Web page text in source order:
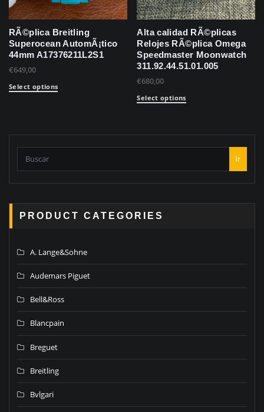
RÃ©plica Breitling
Superocean AutomÃ¡tico
44mm A17376211L2S1
€649,00
Select options
Alta calidad RÃ©plicas
Relojes RÃ©plica Omega
Speedmaster Moonwatch
311.92.44.51.01.005
€680,00
Select options
Ir
PRODUCT CATEGORIES
A. Lange&Sohne
Audemars Piguet
Bell&Ross
Blancpain
Breguet
Breitling
Bvlgari